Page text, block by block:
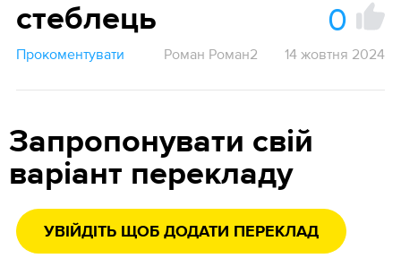
стеблець 0
Прокоментувати Роман Роман2 14 жовтня 2024
Запропонувати свій
варіант перекладу
УВІЙДІТЬ ЩОБ ДОДАТИ ПЕРЕКЛАД